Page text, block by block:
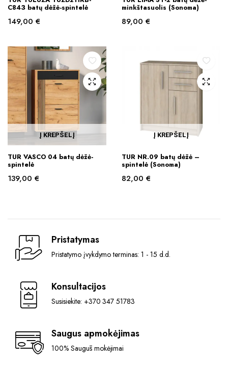
C843 batų dėžė-spintelė
149,00 €
minkštasuolis (Sonoma)
89,00 €
Į KREPŠELĮ
TUR VASCO 04 batų dėžė-
spintelė
139,00 €
Į KREPŠELĮ
TUR NR.09 batų dėžė –
spintelė (Sonoma)
82,00 €
Pristatymas
Pristatymo įvykdymo terminas: 1 - 15 d.d.
Konsultacijos
Susisiekite: +370 347 51783
Saugus apmokėjimas
100% Saugūs mokėjimai